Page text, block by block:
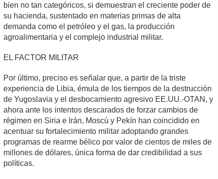
bien no tan categóricos, si demuestran el creciente poder de
su hacienda, sustentado en materias primas de alta
demanda como el petróleo y el gas, la producción
agroalimentaria y el complejo industrial militar.
EL FACTOR MILITAR
Por último, preciso es señalar que, a partir de la triste
experiencia de Libia, émula de los tiempos de la destrucción
de Yugoslavia y el desbocamiento agresivo EE.UU.-OTAN, y
ahora ante los intentos descarados de forzar cambios de
régimen en Siria e Irán, Moscú y Pekín han coincidido en
acentuar su fortalecimiento militar adoptando grandes
programas de rearme bélico por valor de cientos de miles de
millones de dólares, única forma de dar credibilidad a sus
políticas.